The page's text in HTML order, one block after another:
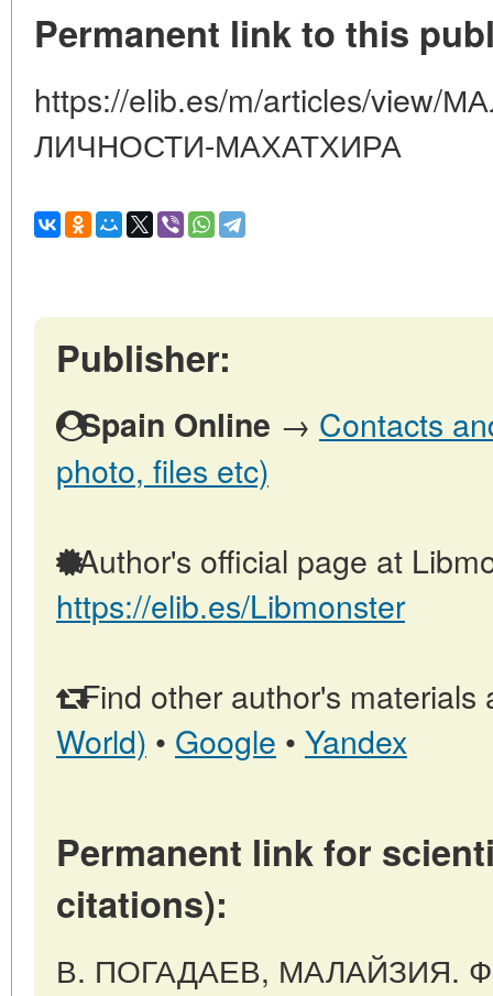
Permanent link to this
https://elib.es/m/articles/
ЛИЧНОСТИ-МАХАТХИРА
Publisher:
Spain Online → Contacts
photo, files etc)
Author's official page at
https://elib.es/Libmonster
Find other author's materials
World) • Google • Yandex
Permanent link for
citations):
В. ПОГАДАЕВ, МАЛАЙЗИЯ.